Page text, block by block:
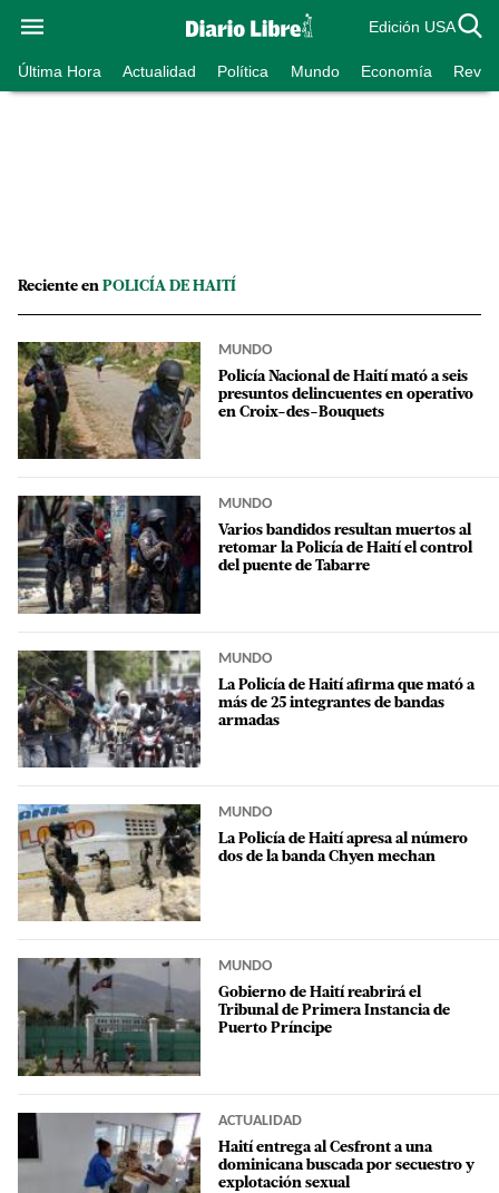
Edición USA
Última Hora Actualidad Política Mundo Economía
Reciente en POLICÍA DE HAITÍ
MUNDO
Policía Nacional de Haití mató a seis
presuntos delincuentes en operativo
en Croix-des-Bouquets
MUNDO
Varios bandidos resultan muertos al
retomar la Policía de Haití el control
del puente de Tabarre
MUNDO
La Policía de Haití afirma que mató a
más de 25 integrantes de bandas
armadas
MUNDO
La Policía de Haití apresa al número
dos de la banda Chyen mechan
MUNDO
Gobierno de Haití reabrirá el
Tribunal de Primera Instancia de
Puerto Príncipe
ACTUALIDAD
Haití entrega al Cesfront a una
dominicana buscada por secuestro y
explotación sexual